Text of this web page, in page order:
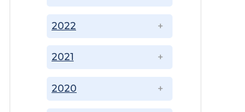
2020
2021
2022